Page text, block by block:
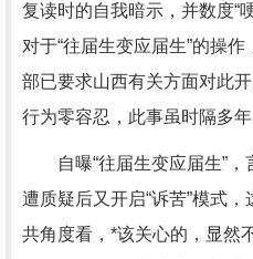
复读时的自我暗示，并数度“
对于“往届生变应届生”的操
部已要求山西有关方面对此
行为零容忍，此事虽时隔多年
自曝“往届生变应届生”，
遭质疑后又开启“诉苦”模式，
共角度看，*该关心的，显然